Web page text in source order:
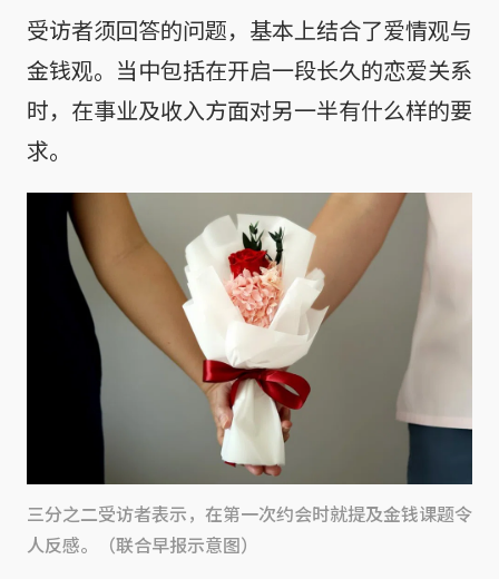
受访者须回答的问题，基本上结合了爱情观与
金钱观。当中包括在开启一段长久的恋爱关系
时，在事业及收入方面对另一半有什么样的要
求。
三分之二受访者表示，在第一次约会时就提及金钱课题令
人反感。（联合早报示意图）